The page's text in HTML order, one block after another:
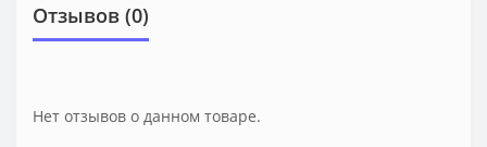
Отзывов (0)
Нет отзывов о данном товаре.